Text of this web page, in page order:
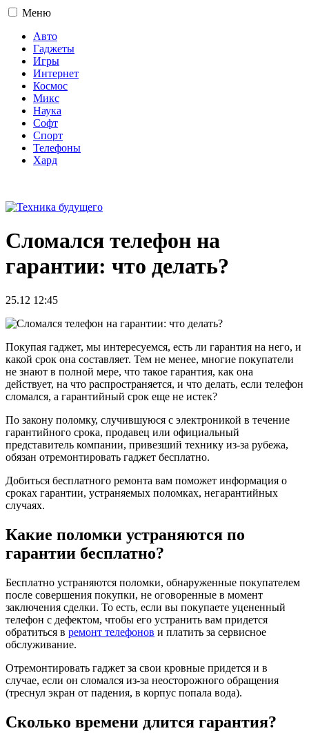
Меню
Авто
Гаджеты
Игры
Интернет
Космос
Микс
Наука
Софт
Спорт
Телефоны
Хард
Сломался телефон на
гарантии: что делать?
25.12 12:45
Покупая гаджет, мы интересуемся, есть ли гарантия на него, и
какой срок она составляет. Тем не менее, многие покупатели
не знают в полной мере, что такое гарантия, как она
действует, на что распространяется, и что делать, если телефон
сломался, а гарантийный срок еще не истек?
По закону поломку, случившуюся с электроникой в течение
гарантийного срока, продавец или официальный
представитель компании, привезший технику из-за рубежа,
обязан отремонтировать гаджет бесплатно.
Добиться бесплатного ремонта вам поможет информация о
сроках гарантии, устраняемых поломках, негарантийных
случаях.
Какие поломки устраняются по
гарантии бесплатно?
Бесплатно устраняются поломки, обнаруженные покупателем
после совершения покупки, не оговоренные в момент
заключения сделки. То есть, если вы покупаете уцененный
телефон с дефектом, чтобы его устранить вам придется
обратиться в ремонт телефонов и платить за сервисное
обслуживание.
Отремонтировать гаджет за свои кровные придется и в
случае, если он сломался из-за неосторожного обращения
(треснул экран от падения, в корпус попала вода).
Сколько времени длится гарантия?